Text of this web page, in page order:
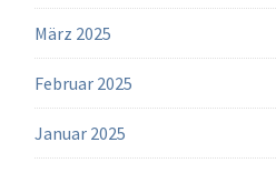
März 2025
Februar 2025
Januar 2025